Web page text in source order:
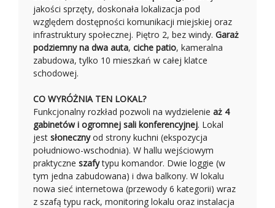
jakości sprzęty, doskonała lokalizacja pod
względem dostępności komunikacji miejskiej oraz
infrastruktury społecznej. Piętro 2, bez windy. Garaż
podziemny na dwa auta, ciche patio, kameralna
zabudowa, tylko 10 mieszkań w całej klatce
schodowej.
CO WYRÓŻNIA TEN LOKAL?
Funkcjonalny rozkład pozwoli na wydzielenie aż 4
gabinetów i ogromnej sali konferencyjnej. Lokal
jest słonecznyod strony kuchni (ekspozycja
południowo-wschodnia). W hallu wejściowym
praktyczne szafytypu komandor. Dwie loggie (w
tym jedna zabudowana) i dwa balkony. W lokalu
nowa sieć internetowa (przewody 6 kategorii) wraz
z szafą typu rack, monitoring lokalu oraz instalacja